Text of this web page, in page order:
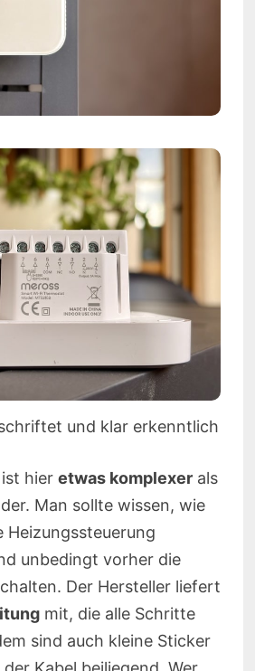
und klar erkenntlich
hier etwas komplexerals
Man sollte wissen, wie
Heizungssteuerung
unbedingt vorher die
Der Hersteller liefert
mit, die alle Schritte
sind auch kleine Sticker